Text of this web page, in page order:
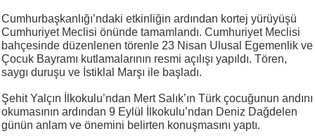
Cumhurbaşkanlığı’ndaki etkinliğin ardından kortej yürüyüşü
Cumhuriyet Meclisi önünde tamamlandı. Cumhuriyet Meclisi
bahçesinde düzenlenen törenle 23 Nisan Ulusal Egemenlik ve
Çocuk Bayramı kutlamalarının resmi açılışı yapıldı. Tören,
saygı duruşu ve İstiklal Marşı ile başladı.
Şehit Yalçın İlkokulu’ndan Mert Salık’ın Türk çocuğunun andını
okumasının ardından 9 Eylül İlkokulu’ndan Deniz Dağdelen
günün anlam ve önemini belirten konuşmasını yaptı.